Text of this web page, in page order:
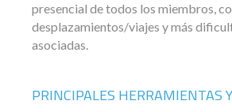
presencial de todos los miembros,
desplazamientos/viajes y más
asociadas.
PRINCIPALES HERRAMIENTAS Y